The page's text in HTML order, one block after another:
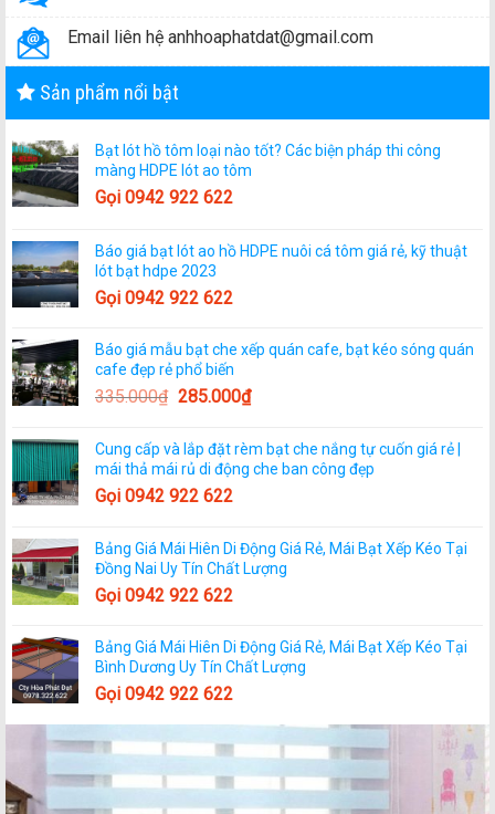
Email liên hệ anhhoaphatdat@gmail.com
Sản phẩm nổi bật
Bạt lót hồ tôm loại nào tốt? Các biện pháp thi công
màng HDPE lót ao tôm
Gọi 0942 922 622
Báo giá bạt lót ao hồ HDPE nuôi cá tôm giá rẻ, kỹ thuật
lót bạt hdpe 2023
Gọi 0942 922 622
Báo giá mẫu bạt che xếp quán cafe, bạt kéo sóng quán
cafe đẹp rẻ phổ biến
335.000₫ 285.000₫
Cung cấp và lắp đặt rèm bạt che nắng tự cuốn giá rẻ |
mái thả mái rủ di động che ban công đẹp
Gọi 0942 922 622
Bảng Giá Mái Hiên Di Động Giá Rẻ, Mái Bạt Xếp Kéo Tại
Đồng Nai Uy Tín Chất Lượng
Gọi 0942 922 622
Bảng Giá Mái Hiên Di Động Giá Rẻ, Mái Bạt Xếp Kéo Tại
Bình Dương Uy Tín Chất Lượng
Gọi 0942 922 622